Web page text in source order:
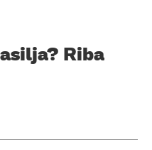
Riba